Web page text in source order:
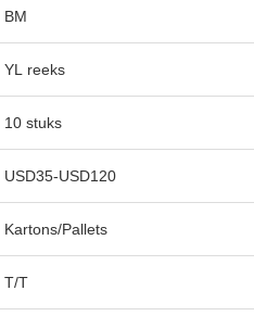
BM
YL reeks
10 stuks
USD35-USD120
Kartons/Pallets
T/T